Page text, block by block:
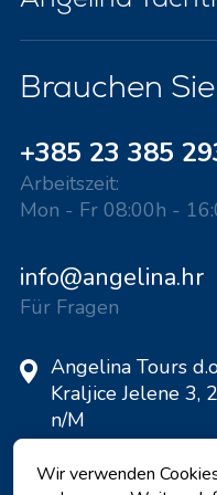
Brauchen
+385 23 385
Arbeitszeit:
Mon - Fr 08:00h -
info@angelina.hr
Für Fragen
Angelina Tours
Kraljice Jelene 3,
n/M
Kroatien
VAT ID:
Wir verwenden